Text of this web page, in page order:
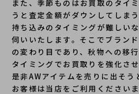
また、季節ものはお買取のタイ
うと査定金額がダウンしてしま
持ち込みのタイミングが難しい
伺いいたします。そこでブラン
の変わり目であり、秋物への移
タイミングでお買取りを強化さ
是非AWアイテムを売りに出そう
お客様は当店をご利用くださいま